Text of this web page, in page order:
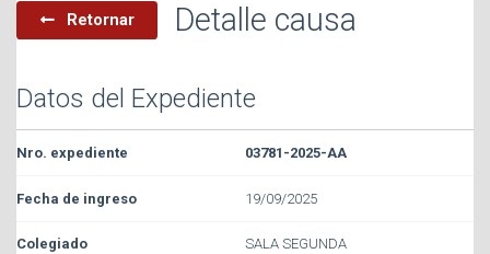
Retornar Detalle causa
Datos del Expediente
03781-2025-AA
19/09/2025
SALA SEGUNDA